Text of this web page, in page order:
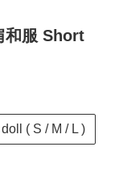
和服 Short
( S / M / L )